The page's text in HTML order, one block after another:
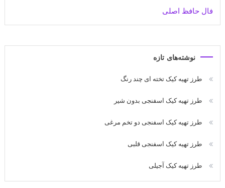
فال حافظ اصلی
نوشته‌های تازه
طرز تهیه کیک تخته ای چند رنگ
طرز تهیه کیک اسفنجی بدون شیر
طرز تهیه کیک اسفنجی دو تخم مرغی
طرز تهیه کیک اسفنجی قلبی
طرز تهیه کیک آجیلی